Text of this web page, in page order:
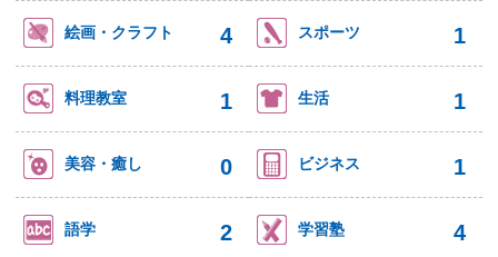
絵画・クラフト 4 スポーツ 1
料理教室 1 生活 1
美容・癒し 0 ビジネス 1
語学 2 学習塾 4